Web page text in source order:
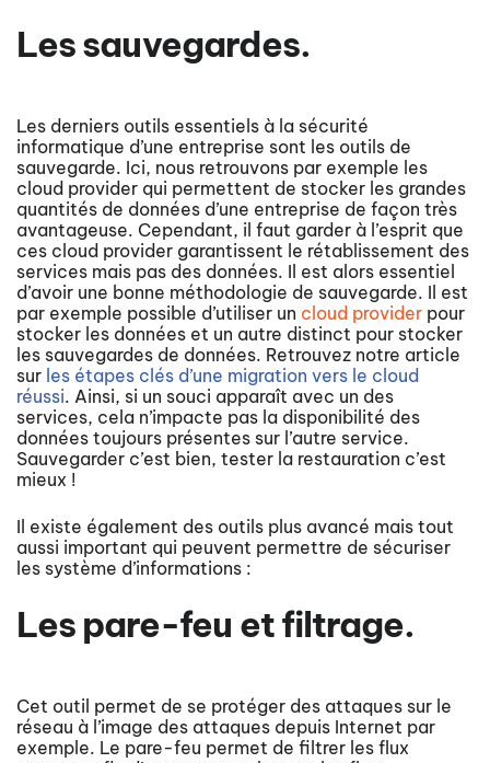
Les sauvegardes.
Les derniers outils essentiels à la sécurité
informatique d’une entreprise sont les outils de
sauvegarde. Ici, nous retrouvons par exemple les
cloud provider qui permettent de stocker les grandes
quantités de données d’une entreprise de façon très
avantageuse. Cependant, il faut garder à l’esprit que
ces cloud provider garantissent le rétablissement des
services mais pas des données. Il est alors essentiel
d’avoir une bonne méthodologie de sauvegarde. Il est
par exemple possible d’utiliser un cloud provider pour
stocker les données et un autre distinct pour stocker
les sauvegardes de données. Retrouvez notre article
sur les étapes clés d’une migration vers le cloud
réussi. Ainsi, si un souci apparaît avec un des
services, cela n’impacte pas la disponibilité des
données toujours présentes sur l’autre service.
Sauvegarder c’est bien, tester la restauration c’est
mieux !
Il existe également des outils plus avancé mais tout
aussi important qui peuvent permettre de sécuriser
les système d’informations :
Les pare-feu et filtrage.
Cet outil permet de se protéger des attaques sur le
réseau à l’image des attaques depuis Internet par
exemple. Le pare-feu permet de filtrer les flux